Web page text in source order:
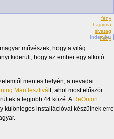
fény
hagyma
sivatag
Fény
Index.hu
művészek, hogy a világ
kiderült, hogy az ember egy alkotó
mentes helyén, a nevadai
Man fesztivált, ahol most először
a legjobb 44 közé. A ReOnion
különleges installációval készülnek erre